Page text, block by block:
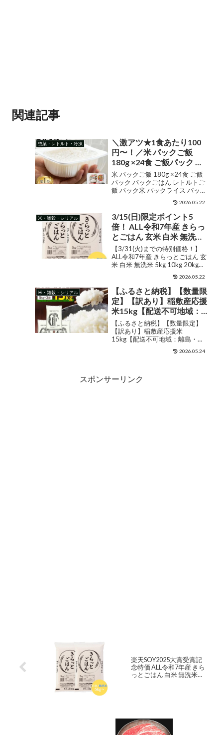
関連記事
惣菜・レトルト・冷凍
＼激アツ★1食あたり100
円〜！／米 パックご飯
180g ×24食 ご飯パック パ
ックごはん レトルトご飯
パック米 パックライス パ
ック 備蓄 米 ご飯 米 お米 白
米 非常食 防災 保存食 仕送
り 常温保存可 キャンプ 低
温製法米のおいしいごはん
アイリスオーヤマ こめ
米 パックご飯 180g ×24食 ご飯
パック パックごはん レトルトご
飯 パック米 パックライス パック
備蓄 米 ご飯 米 お米 白米 非常食
防災 保存食 仕送り 常温保存可 キ
ャンプ 低温製法米のおいしいご
はん アイリスオーヤマ こ...
2026.05.22
米・雑穀・シリアル
3/15(日)限定ポイント5
倍！ ALL令和7年産 きらっ
とごはん 玄米 白米 無洗米
5kg 10kg 20kg 30kg 送料
無料 米 お米 米 5kg 米 10kg
お米 10kg 米 30kg お米
30kg 玄米 10kg 玄米 20kg
【沖縄・離島 別途送料
+1100円】
【3/31(火)までの特別価格！】
ALL令和7年産 きらっとごはん 玄
米 白米 無洗米 5kg 10kg 20kg
30kg 送料無料 米 お米 米 5kg 米
10kg お米 10kg 米 30kg お米
30kg 玄米 10kg 玄米 ...
2026.05.22
米・雑穀・シリアル
【ふるさと納税】【数量限
定】【訳あり】稲敷産応援
米15kg【配送不可地域：
離島・沖縄県】
【1253347】
【ふるさと納税】【数量限定】
【訳あり】稲敷産応援米
15kg【配送不可地域：離島・沖
¥9,000ショップ名茨城県稲敷市
米として満足いただける大容量
2026.05.24
スポンサーリンク
楽天SOY2025大賞受賞記
念特価 ALL令和7年産 きら
っとごはん 白米 無洗米